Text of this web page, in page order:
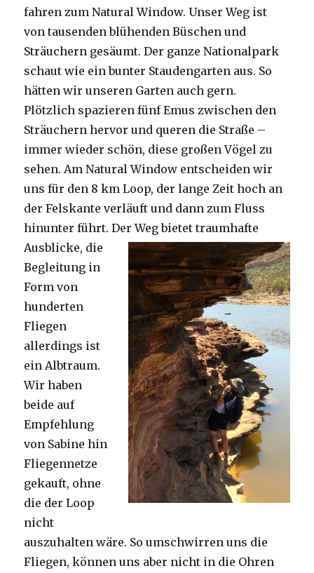
fahren zum Natural Window. Unser Weg ist
von tausenden blühenden Büschen und
Sträuchern gesäumt. Der ganze Nationalpark
schaut wie ein bunter Staudengarten aus. So
hätten wir unseren Garten auch gern.
Plötzlich spazieren fünf Emus zwischen den
Sträuchern hervor und queren die Straße –
immer wieder schön, diese großen Vögel zu
sehen. Am Natural Window entscheiden wir
uns für den 8 km Loop, der lange Zeit hoch an
der Felskante verläuft und dann zum Fluss
hinunter führt. Der Weg bietet traumhafte
Ausblicke, die
Begleitung in
Form von
hunderten
Fliegen
allerdings ist
ein Albtraum.
Wir haben
beide auf
Empfehlung
von Sabine hin
Fliegennetze
gekauft, ohne
die der Loop
nicht
auszuhalten wäre. So umschwirren uns die
Fliegen, können uns aber nicht in die Ohren